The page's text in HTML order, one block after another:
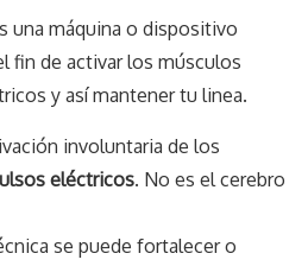
una máquina o dispositivo
fin de activar los músculos
y así mantener tu linea.
involuntaria de los
eléctricos. No es el cerebro
se puede fortalecer o